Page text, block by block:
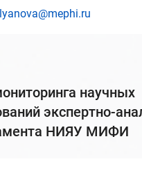
экспертно-
НИЯУ МИФИ